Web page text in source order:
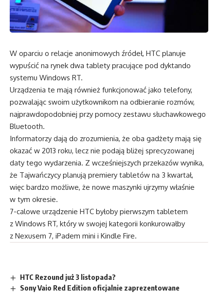
W oparciu o relacje anonimowych źródeł, HTC planuje
wypuścić na rynek dwa tablety pracujące pod dyktando
systemu Windows RT.
Urządzenia te mają również funkcjonować jako telefony,
pozwalając swoim użytkownikom na odbieranie rozmów,
najprawdopodobniej przy pomocy zestawu słuchawkowego
Bluetooth.
Informatorzy dają do zrozumienia, że oba gadżety mają się
okazać w 2013 roku, lecz nie podają bliżej sprecyzowanej
daty tego wydarzenia. Z wcześniejszych przekazów wynika,
że Tajwańczycy planują premiery tabletów na 3 kwartał,
więc bardzo możliwe, że nowe maszynki ujrzymy właśnie
w tym okresie.
7-calowe urządzenie HTC byłoby pierwszym tabletem
z Windows RT, który w swojej kategorii konkurowałby
z Nexusem 7, iPadem mini i Kindle Fire.
HTC Rezound już 3 listopada?
Sony Vaio Red Edition oficjalnie zaprezentowane